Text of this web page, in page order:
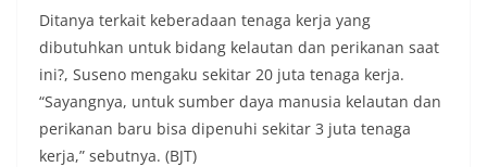
Ditanya terkait keberadaan tenaga kerja yang
dibutuhkan untuk bidang kelautan dan perikanan saat
ini?, Suseno mengaku sekitar 20 juta tenaga kerja.
“Sayangnya, untuk sumber daya manusia kelautan dan
perikanan baru bisa dipenuhi sekitar 3 juta tenaga
kerja,” sebutnya. (BJT)